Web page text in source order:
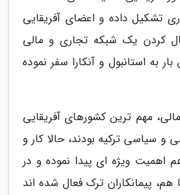
تشکیل داده و اعضای آفریقایی
کردن یک شبکه تجاری و مالی
به استانبول و آنکارا سفر نموده
مهم ترین کشورهای آفریقایی
و سیاسی ترکیه بودند، حالا کار و
اهمیت ویژه ای پیدا نموده و در
هم، پیمانکاران ترک فعال شده اند